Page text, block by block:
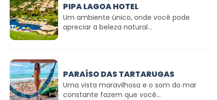
PIPA LAGOA HOTEL
Um ambiente único, onde você pode
apreciar a beleza natural...
PARAÍSO DAS TARTARUGAS
Uma vista maravilhosa e o som do mar
constante fazem que você...